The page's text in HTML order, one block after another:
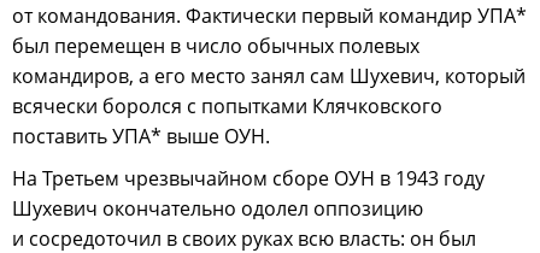
от командования. Фактически первый командир УПА*
был перемещен в число обычных полевых
командиров, а его место занял сам Шухевич, который
всячески боролся с попытками Клячковского
поставить УПА* выше ОУН.
На Третьем чрезвычайном сборе ОУН в 1943 году
Шухевич окончательно одолел оппозицию
и сосредоточил в своих руках всю власть: он был